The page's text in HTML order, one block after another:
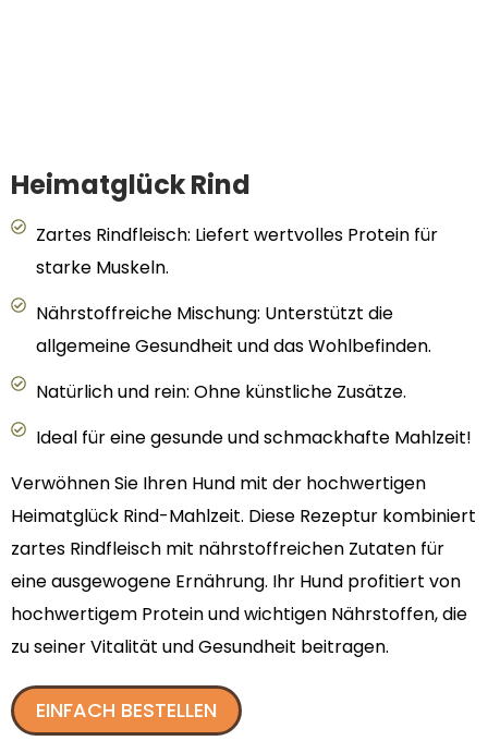
Heimatglück Rind
Zartes Rindfleisch: Liefert wertvolles Protein für
starke Muskeln.
Nährstoffreiche Mischung: Unterstützt die
allgemeine Gesundheit und das Wohlbefinden.
Natürlich und rein: Ohne künstliche Zusätze.
Ideal für eine gesunde und schmackhafte Mahlzeit!
Verwöhnen Sie Ihren Hund mit der hochwertigen
Heimatglück Rind-Mahlzeit. Diese Rezeptur kombiniert
zartes Rindfleisch mit nährstoffreichen Zutaten für
eine ausgewogene Ernährung. Ihr Hund profitiert von
hochwertigem Protein und wichtigen Nährstoffen, die
zu seiner Vitalität und Gesundheit beitragen.
EINFACH BESTELLEN